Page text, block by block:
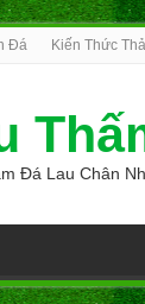
Đá Kiến Thức
Đá Lau Chân